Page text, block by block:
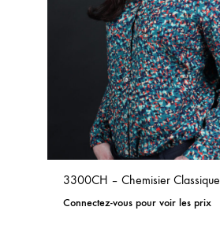
3300CH – Chemisier Classique
Connectez-vous pour voir les prix